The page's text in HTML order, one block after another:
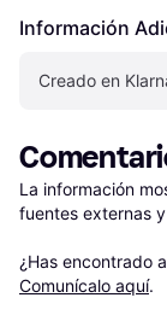
Información
Creado en
La información
fuentes externas
¿Has encontrado
Comunícalo aquí.